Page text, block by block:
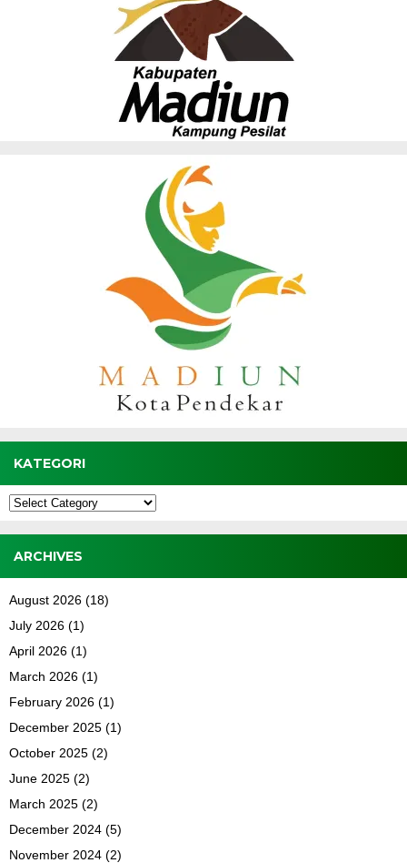
KATEGORI
Kategori
ARCHIVES
August 2026 (18)
July 2026 (1)
April 2026 (1)
March 2026 (1)
February 2026 (1)
December 2025 (1)
October 2025 (2)
June 2025 (2)
March 2025 (2)
December 2024 (5)
November 2024 (2)